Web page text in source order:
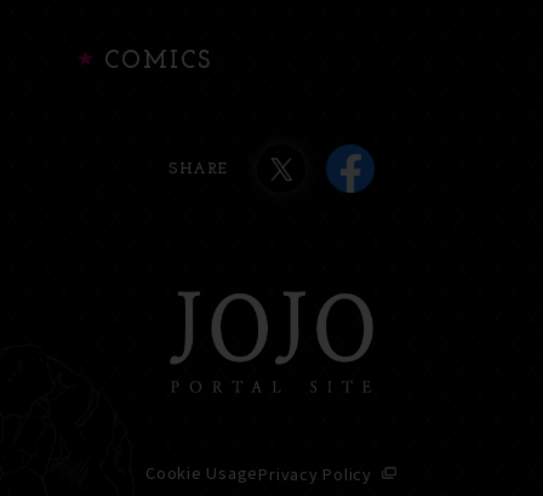
COMICS
SHARE
Cookie UsagePrivacy Policy